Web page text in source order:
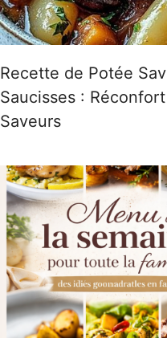
Recette de Potée
Saucisses :
Saveurs